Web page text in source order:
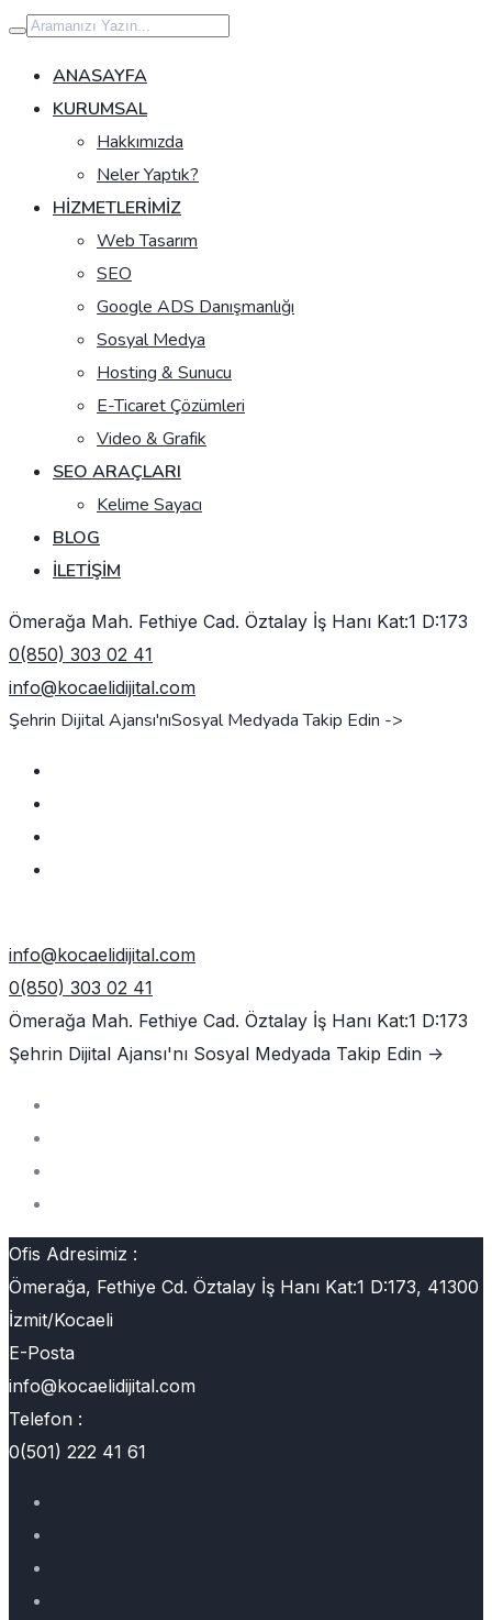
İçeriğe
geç
ANASAYFA
KURUMSAL
Hakkımızda
Neler Yaptık?
HIZMETLERIMIZ
Web Tasarım
SEO
Google ADS Danışmanlığı
Sosyal Medya
Hosting & Sunucu
E-Ticaret Çözümleri
Video & Grafik
SEO ARAÇLARI
Kelime Sayacı
BLOG
İLETIŞIM
Ömerağa Mah. Fethiye Cad. Öztalay İş Hanı Kat:1 D:173
0(850) 303 02 41
info@kocaelidijital.com
Şehrin Dijital Ajansı'nıSosyal Medyada Takip Edin ->
info@kocaelidijital.com
0(850) 303 02 41
Ömerağa Mah. Fethiye Cad. Öztalay İş Hanı Kat:1 D:173
Şehrin Dijital Ajansı'nı Sosyal Medyada Takip Edin ->
Ofis Adresimiz :
Ömerağa, Fethiye Cd. Öztalay İş Hanı Kat:1 D:173, 41300
İzmit/Kocaeli
E-Posta
info@kocaelidijital.com
Telefon :
0(501) 222 41 61